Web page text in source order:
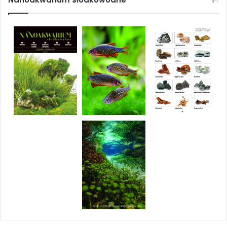
Lechosław Łątka:Trematocara marginatum– tajemniczy
gatunek pielęgnicy z jeziora Tanganika
Magdalena Jedlińska:Bałtyk w szkle…
Grzegorz Zygmunt: Proporczykowiec czerwonopręgi
Aphyosemion striatum) – charakterystyka i rozród
Jacek Klonowicz:Dekalog fotografa akwarysty
RodzajParosphromenus
Andrzej Kociołkowski:35 lat Klubu „Molinezja”
Chcę zamówić prenumeratę
Chcę zamówić ten numer